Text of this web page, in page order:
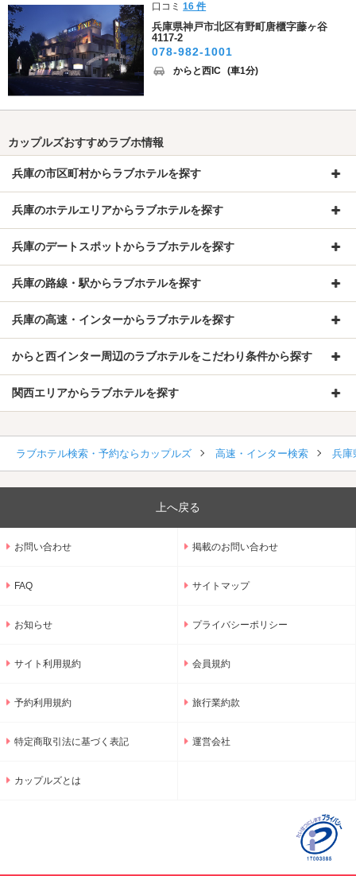
口コミ16 件
兵庫県神戸市北区有野町唐櫃字藤ヶ谷
4117-2
078-982-1001
からと西IC (車1分)
カップルズおすすめラブホ情報
兵庫の市区町村からラブホテルを探す
兵庫のホテルエリアからラブホテルを探す
兵庫のデートスポットからラブホテルを探す
兵庫の路線・駅からラブホテルを探す
兵庫の高速・インターからラブホテルを探す
からと西インター周辺のラブホテルをこだわり条件から探す
関西エリアからラブホテルを探す
ラブホテル検索・予約ならカップルズ 高速・インター検索 兵庫
上へ戻る
お問い合わせ 掲載のお問い合わせ
FAQ サイトマップ
お知らせ プライバシーポリシー
サイト利用規約 会員規約
予約利用規約 旅行業約款
特定商取引法に基づく表記 運営会社
カップルズとは